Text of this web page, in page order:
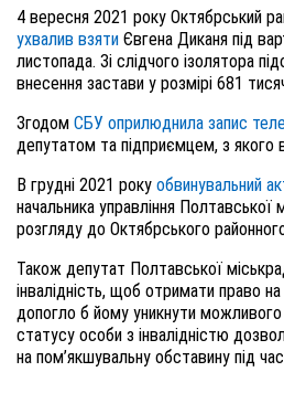
4 вересня 2021 року Октябрський
ухвалив взяти Євгена Диканя під
листопада. Зі слідчого ізолятора
внесення застави у розмірі 681
Згодом СБУ оприлюднила запис
депутатом та підприємцем, з якого
В грудні 2021 року обвинувальний
начальника управління
розгляду до Октябрського
Також депутат Полтавської
інвалідність, щоб отримати право
допогло б йому уникнути
статусу особи з інвалідністю
на пом’якшувальну обставину під